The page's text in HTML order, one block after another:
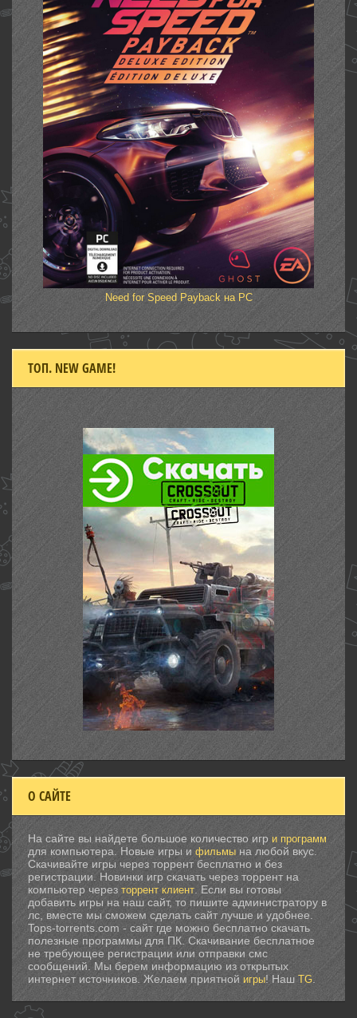
Need for Speed Payback на PC
ТОП. NEW GAME!
О САЙТЕ
На сайте вы найдете большое количество игр и программ
для компьютера. Новые игры и фильмы на любой вкус.
Скачивайте игры через торрент бесплатно и без
регистрации. Новинки игр скачать через торрент на
компьютер через торрент клиент. Если вы готовы
добавить игры на наш сайт, то пишите администратору в
лс, вместе мы сможем сделать сайт лучше и удобнее.
Tops-torrents.com - сайт где можно бесплатно скачать
полезные программы для ПК. Скачивание бесплатное
не требующее регистрации или отправки смс
сообщений. Мы берем информацию из открытых
интернет источников. Желаем приятной игры! Наш TG.